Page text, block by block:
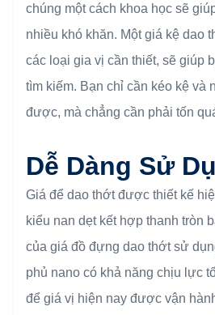
chúng một cách khoa học sẽ
nhiều khó khăn. Một giá kệ dao
các loại gia vị cần thiết, sẽ giúp
tìm kiếm. Bạn chỉ cần kéo kệ và
được, mà chẳng cần phải tốn
Dễ Dàng Sử
Giá để dao thớt được thiết kế
kiểu nan dẹt kết hợp thanh tròn
của giá đồ đựng dao thớt sử
phủ nano có khả năng chịu lực
để giá vị hiện nay được vận